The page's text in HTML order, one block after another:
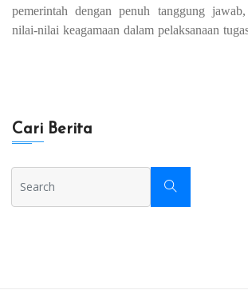
pemerintah dengan penuh tanggung
nilai-nilai keagamaan dalam pelaksanaan
Cari Berita